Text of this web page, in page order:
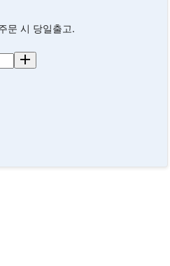
문 시 당일출고.